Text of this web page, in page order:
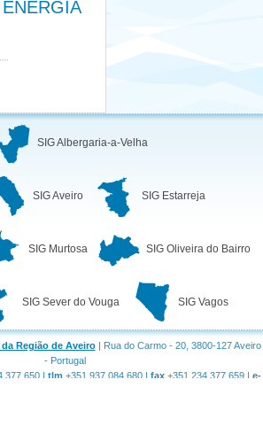
SIG Albergaria-a-Velha
SIG Aveiro SIG Estarreja
SIG Murtosa SIG Oliveira do Bairro
SIG Sever do Vouga SIG Vagos
Região de Aveiro| Rua do Carmo - 20, 3800-127 Aveiro
- Portugal
377 650 | tlm +351 937 084 680 | fax+351 234 377 659 | e-